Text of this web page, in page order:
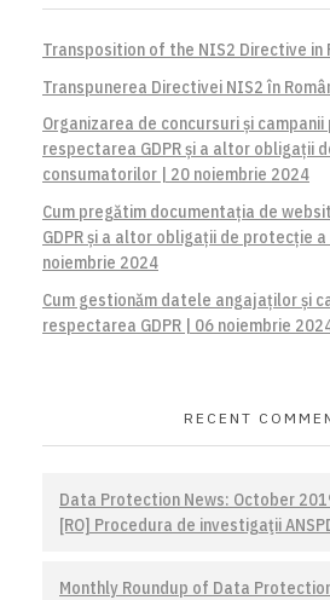
Transposition of the NIS2 Directive in
Transpunerea Directivei NIS2 în
Organizarea de concursuri și
respectarea GDPR și a altor obligații
consumatorilor | 20 noiembrie 2024
Cum pregătim documentația de
GDPR și a altor obligații de protecție
noiembrie 2024
Cum gestionăm datele angajaților și
respectarea GDPR | 06 noiembrie
RECENT
Data Protection News: October
[RO] Procedura de investigaţii
Monthly Roundup of Data